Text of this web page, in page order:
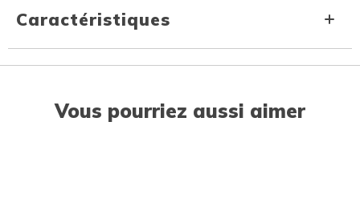
Caractéristiques
Vous pourriez aussi aimer